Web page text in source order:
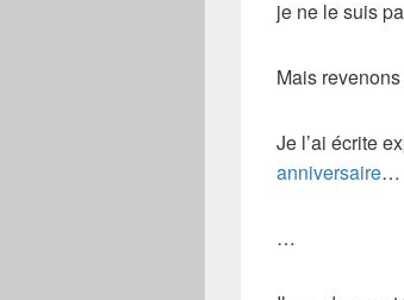
je ne le suis
Mais
Je l’ai écrite
anniversaire…
…